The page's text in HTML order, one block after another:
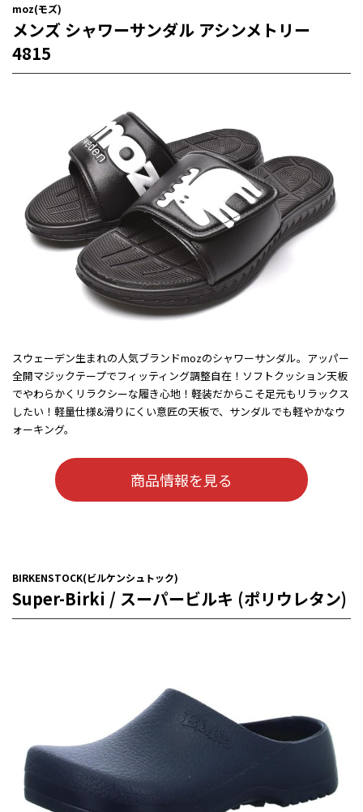
moz(モズ)
メンズ シャワーサンダル アシンメトリー
4815
スウェーデン生まれの人気ブランドmozのシャワーサンダル。アッパー
全開マジックテープでフィッティング調整自在！ソフトクッション天板
でやわらかくリラクシーな履き心地！軽装だからこそ足元もリラックス
したい！軽量仕様&滑りにくい意匠の天板で、サンダルでも軽やかなウ
ォーキング。
商品情報を見る
BIRKENSTOCK(ビルケンシュトック)
Super-Birki / スーパービルキ (ポリウレタン)